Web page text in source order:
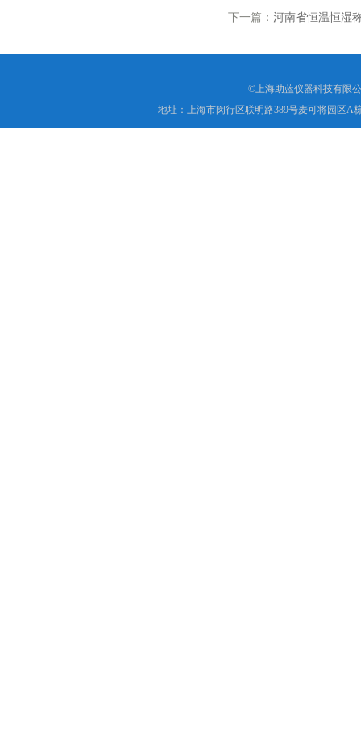
下一篇： 河南省恒温恒湿
©上海助蓝仪器科技有限
地址：上海市闵行区联明路389号麦可将园区A